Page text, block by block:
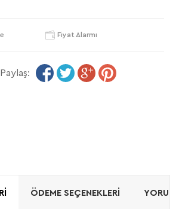
Fiyat Alarmı
ÖDEME SEÇENEKLERI